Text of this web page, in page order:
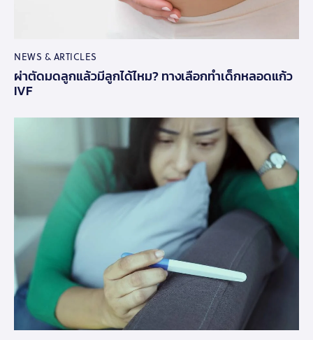
NEWS & ARTICLES
ผ่าตัดมดลูกแล้วมีลูกได้ไหม? ทางเลือกทำเด็กหลอดแก้ว
IVF